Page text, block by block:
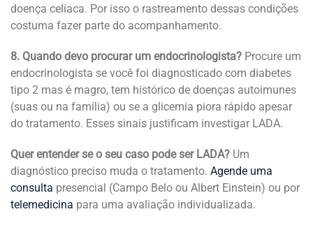
doença celíaca. Por isso o rastreamento dessas condições
costuma fazer parte do acompanhamento.
8. Quando devo procurar um endocrinologista? Procure um
endocrinologista se você foi diagnosticado com diabetes
tipo 2 mas é magro, tem histórico de doenças autoimunes
(suas ou na família) ou se a glicemia piora rápido apesar
do tratamento. Esses sinais justificam investigar LADA.
Quer entender se o seu caso pode ser LADA? Um
diagnóstico preciso muda o tratamento. Agende uma
consulta presencial (Campo Belo ou Albert Einstein) ou por
telemedicina para uma avaliação individualizada.